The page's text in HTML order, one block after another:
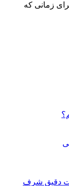
زمانی که
ساعت دقیق شرف